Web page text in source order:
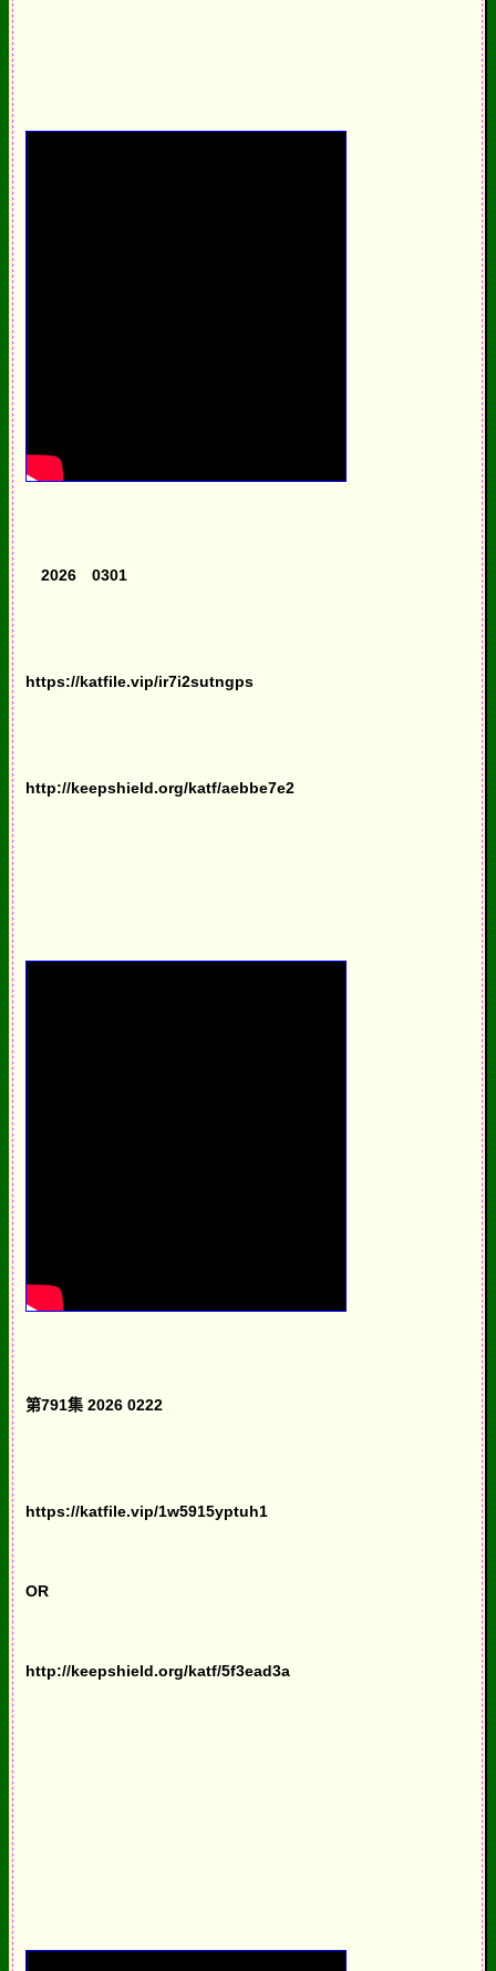
2026 0301
https://katfile.vip/ir7i2sutngps
http://keepshield.org/katf/aebbe7e2
第791集 2026 0222
https://katfile.vip/1w5915yptuh1
OR
http://keepshield.org/katf/5f3ead3a